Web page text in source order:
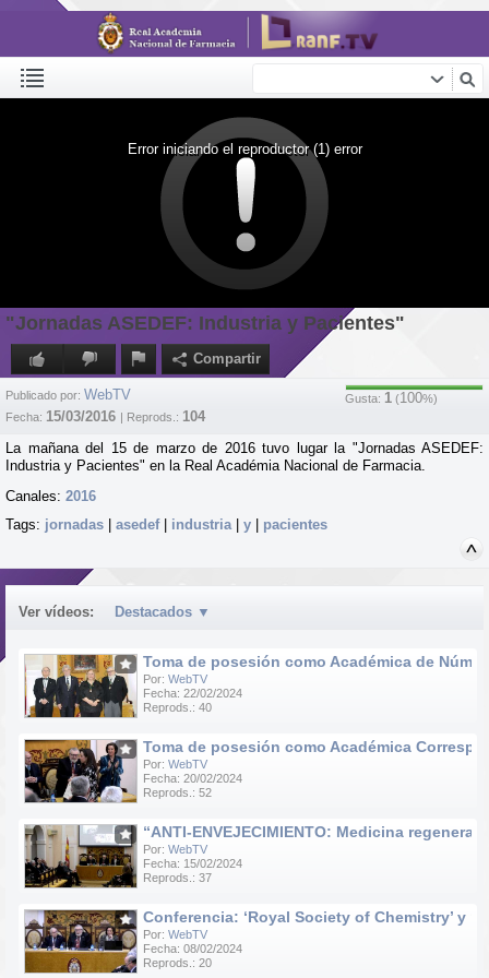
Error iniciando el reproductor (1) error
"Jornadas ASEDEF: Industria y Pacientes"
Compartir
Gusta: 1 (100%)
Publicado por: WebTV
Fecha: 15/03/2016 | Reprods.: 104
La mañana del 15 de marzo de 2016 tuvo lugar la "Jornadas ASEDEF:
Industria y Pacientes" en la Real Académia Nacional de Farmacia.
Canales: 2016
Tags: jornadas asedef industria y pacientes
Ver vídeos: Destacados ▼
Toma de posesión como Académica de
Por: WebTV
Fecha: 22/02/2024
Reprods.: 40
Toma de posesión como Académica
Por: WebTV
Fecha: 20/02/2024
Reprods.: 52
“ANTI-ENVEJECIMIENTO: Medicina
Por: WebTV
Fecha: 15/02/2024
Reprods.: 37
Conferencia: ‘Royal Society of Chemistry’ y
Por: WebTV
Fecha: 08/02/2024
Reprods.: 20